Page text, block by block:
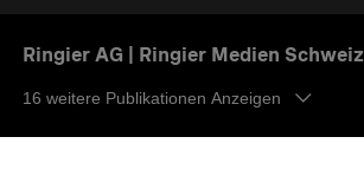
Ringier AG | Ringier Medien Schweiz
16 weitere Publikationen Anzeigen